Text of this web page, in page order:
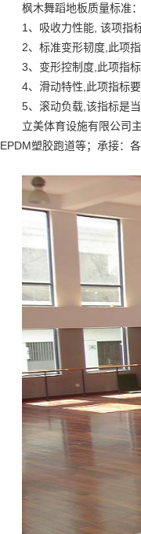
枫木舞蹈地板质量标准
1、吸收力性能, 该项指
2、标准变形韧度,此项
3、变形控制度,此项指
4、滑动特性,此项指标
5、滚动负载,该指标是
立美体育设施有限公司
EPDM塑胶跑道等；承接：